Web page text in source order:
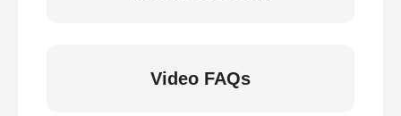
Video FAQs